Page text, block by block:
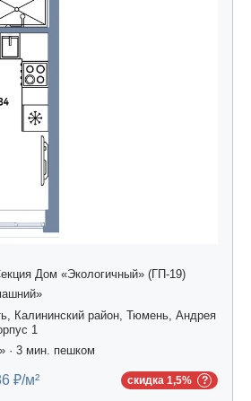
Дом «Экологичный» (ГП-19)
Калининский район, Тюмень, Андрея
1
· 3 мин. пешком
₽/м² скидка 1,5%